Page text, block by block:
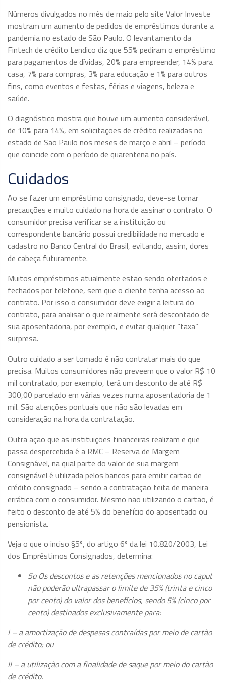
Números divulgados no mês de maio pelo site Valor Investe
mostram um aumento de pedidos de empréstimos durante a
pandemia no estado de São Paulo. O levantamento da
Fintech de crédito Lendico diz que 55% pediram o empréstimo
para pagamentos de dívidas, 20% para empreender, 14% para
casa, 7% para compras, 3% para educação e 1% para outros
fins, como eventos e festas, férias e viagens, beleza e
saúde.
O diagnóstico mostra que houve um aumento considerável,
de 10% para 14%, em solicitações de crédito realizadas no
estado de São Paulo nos meses de março e abril – período
que coincide com o período de quarentena no país.
Cuidados
Ao se fazer um empréstimo consignado, deve-se tomar
precauções e muito cuidado na hora de assinar o contrato. O
consumidor precisa verificar se a instituição ou
correspondente bancário possui credibilidade no mercado e
cadastro no Banco Central do Brasil, evitando, assim, dores
de cabeça futuramente.
Muitos empréstimos atualmente estão sendo ofertados e
fechados por telefone, sem que o cliente tenha acesso ao
contrato. Por isso o consumidor deve exigir a leitura do
contrato, para analisar o que realmente será descontado de
sua aposentadoria, por exemplo, e evitar qualquer “taxa”
surpresa.
Outro cuidado a ser tomado é não contratar mais do que
precisa. Muitos consumidores não preveem que o valor R$ 10
mil contratado, por exemplo, terá um desconto de até R$
300,00 parcelado em várias vezes numa aposentadoria de 1
mil. São atenções pontuais que não são levadas em
consideração na hora da contratação.
Outra ação que as instituições financeiras realizam e que
passa despercebida é a RMC – Reserva de Margem
Consignável, na qual parte do valor de sua margem
consignável é utilizada pelos bancos para emitir cartão de
crédito consignado – sendo a contratação feita de maneira
errática com o consumidor. Mesmo não utilizando o cartão, é
feito o desconto de até 5% do benefício do aposentado ou
pensionista.
Veja o que o inciso §5º, do artigo 6º da lei 10.820/2003, Lei
dos Empréstimos Consignados, determina:
5o Os descontos e as retenções mencionados no caput
não poderão ultrapassar o limite de 35% (trinta e cinco
por cento) do valor dos benefícios, sendo 5% (cinco por
cento) destinados exclusivamente para:
I – a amortização de despesas contraídas por meio de cartão
de crédito; ou
II – a utilização com a finalidade de saque por meio do cartão
de crédito.